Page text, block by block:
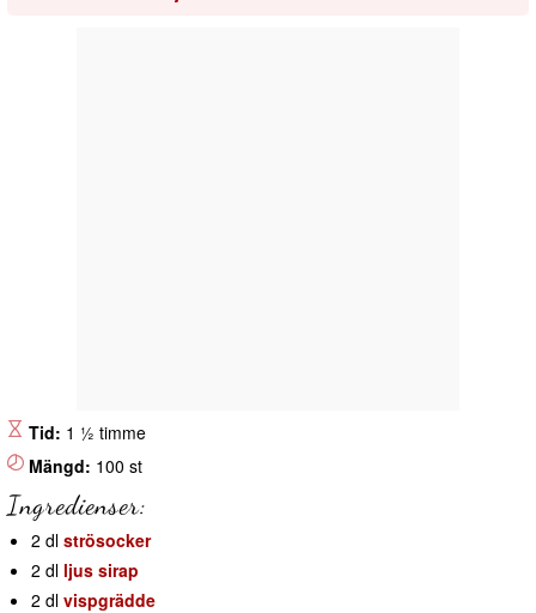
Tid: 1 ½ timme
Mängd: 100 st
Ingredienser:
2 dl strösocker
2 dl ljus sirap
2 dl vispgrädde